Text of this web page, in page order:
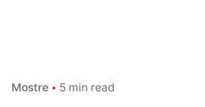
Mostre 5 min read